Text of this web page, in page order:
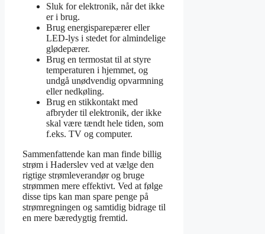
Sluk for elektronik, når det ikke
er i brug.
Brug energisparepærer eller
LED-lys i stedet for almindelige
glødepærer.
Brug en termostat til at styre
temperaturen i hjemmet, og
undgå unødvendig opvarmning
eller nedkøling.
Brug en stikkontakt med
afbryder til elektronik, der ikke
skal være tændt hele tiden, som
f.eks. TV og computer.
Sammenfattende kan man finde billig
strøm i Haderslev ved at vælge den
rigtige strømleverandør og bruge
strømmen mere effektivt. Ved at følge
disse tips kan man spare penge på
strømregningen og samtidig bidrage til
en mere bæredygtig fremtid.